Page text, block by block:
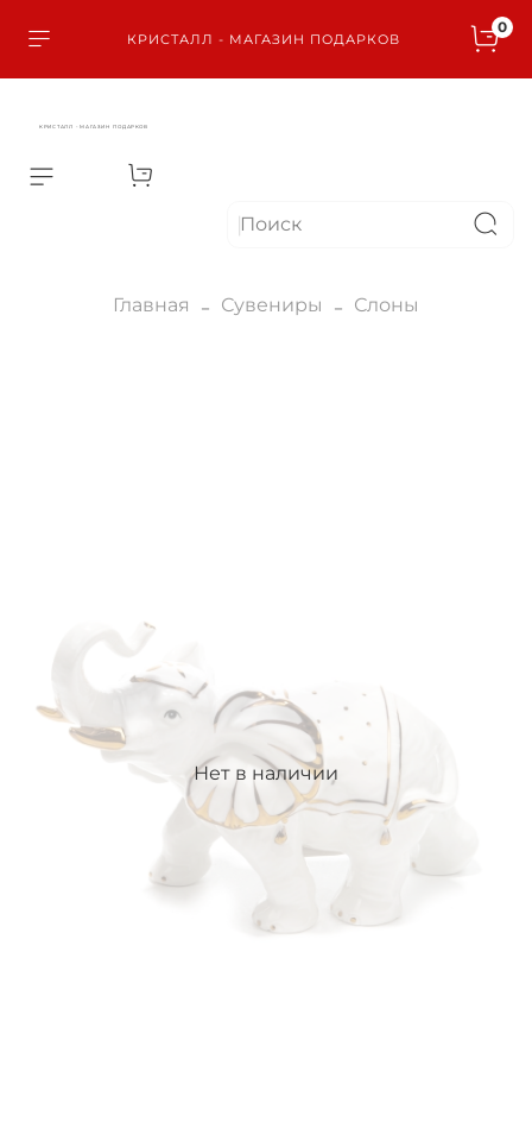
КРИСТАЛЛ - МАГАЗИН ПОДАРКОВ
0
КРИСТАЛЛ - МАГАЗИН ПОДАРКОВ
Главная Сувениры Слоны
Нет в наличии